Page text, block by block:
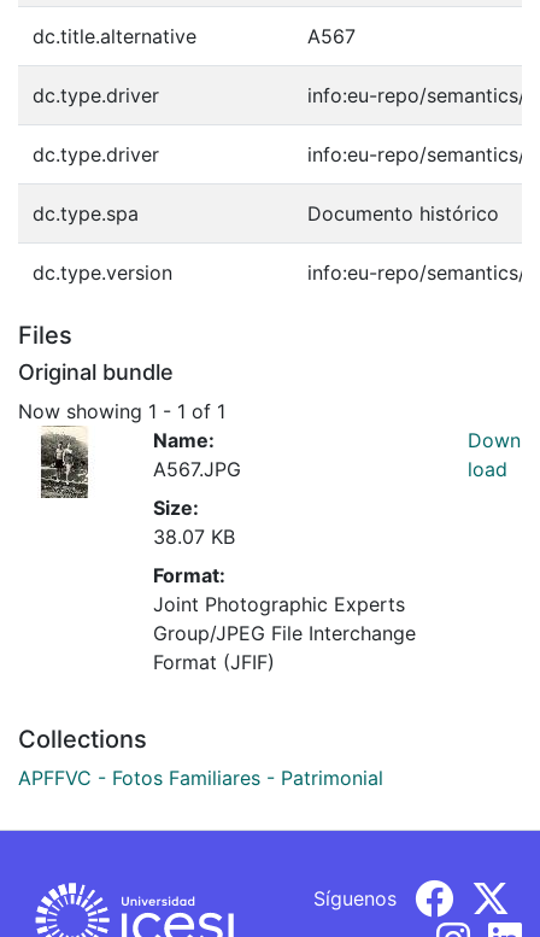
dc.title.alternative A567
dc.type.driver info:eu-repo/semantics/
dc.type.driver info:eu-repo/semantics/
dc.type.spa Documento histórico
dc.type.version info:eu-repo/semantics/
Files
Original bundle
Now showing 1 - 1 of 1
Name:
A567.JPG
Size:
38.07 KB
Format:
Joint Photographic Experts
Group/JPEG File Interchange
Format (JFIF)
Down
load
Collections
APFFVC - Fotos Familiares - Patrimonial
Síguenos